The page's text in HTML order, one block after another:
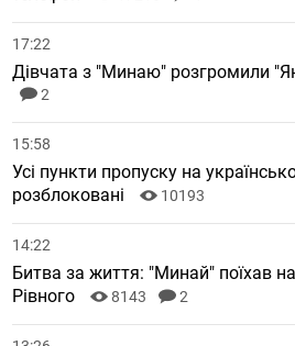
17:22
Дівчата з "Минаю" розгромили
2
15:58
Усі пункти пропуску на
розблоковані
10193
14:22
Битва за життя: "Минай" поїхав
Рівного
8143 2